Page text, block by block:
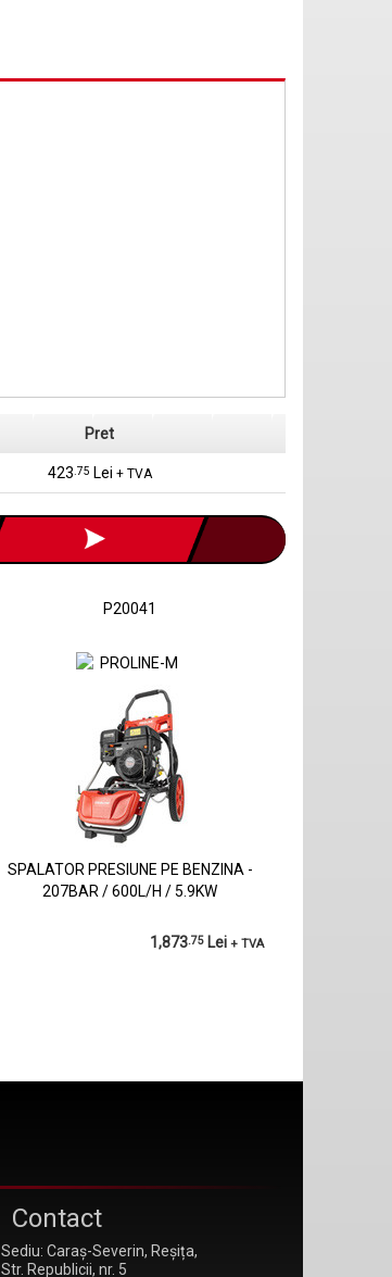
Pret
423.75 Lei+ TVA
P20041
SPALATOR PRESIUNE PE BENZINA -
207BAR / 600L/H / 5.9KW
1,873.75 Lei+ TVA
Contact
Sediu: Caraș-Severin, Reșița,
Str. Republicii, nr. 5